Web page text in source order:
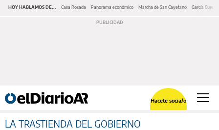
HOY HABLAMOS DE... Casa Rosada Panorama económico Marcha de San Cayetano García Cuerva
Hacete socia/o
LA TRASTIENDA DEL GOBIERNO